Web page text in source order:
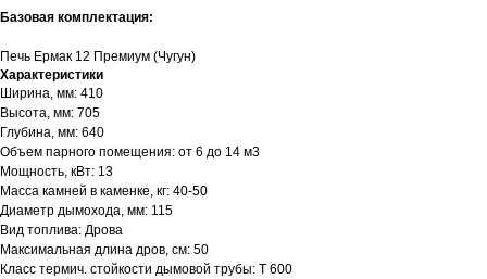
Базовая комплектация:
Печь Ермак 12 Премиум (Чугун)
Характеристики
Ширина, мм: 410
Высота, мм: 705
Глубина, мм: 640
Объем парного помещения: от 6 до 14 м3
Мощность, кВт: 13
Масса камней в каменке, кг: 40-50
Диаметр дымохода, мм: 115
Вид топлива: Дрова
Максимальная длина дров, см: 50
Класс термич. стойкости дымовой трубы: Т 600